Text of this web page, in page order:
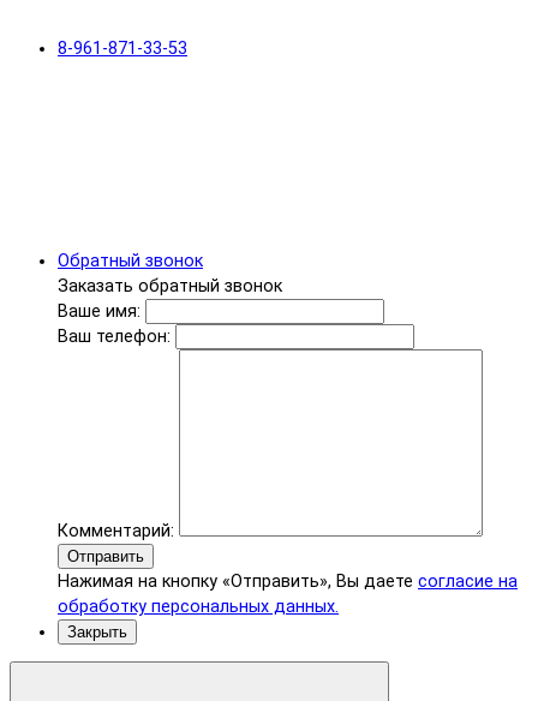
8-961-871-33-53
Обратный звонок
Заказать обратный звонок
Ваше имя:
Ваш телефон:
Комментарий:
Отправить
Нажимая на кнопку «Отправить», Вы даете согласие на
обработку персональных данных.
Закрыть